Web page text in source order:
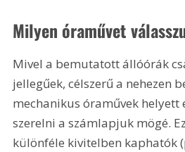
Milyen óraművet
Mivel a bemutatott állóórák
jellegűek, célszerű a nehezen
mechanikus óraművek helyett
szerelni a számlapjuk mögé.
különféle kivitelben kaphatók